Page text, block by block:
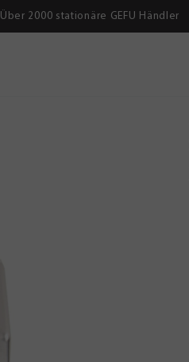
Über 2000 stationäre GEFU Händler